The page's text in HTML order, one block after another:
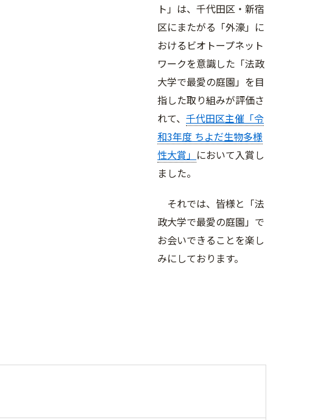
ト」は、千代田区・新宿
区にまたがる「外濠」に
おけるビオトープネット
ワークを意識した「法政
大学で最愛の庭園」を目
指した取り組みが評価さ
れて、 千代田区主催「令
和3年度 ちよだ生物多様
性大賞」 において入賞し
ました。
それでは、皆様と「法
政大学で最愛の庭園」で
お会いできることを楽し
みにしております。